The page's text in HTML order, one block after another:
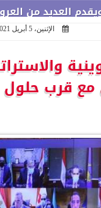
العروض المجانية
الإثنين، 5 أبريل 2021
مع قرب